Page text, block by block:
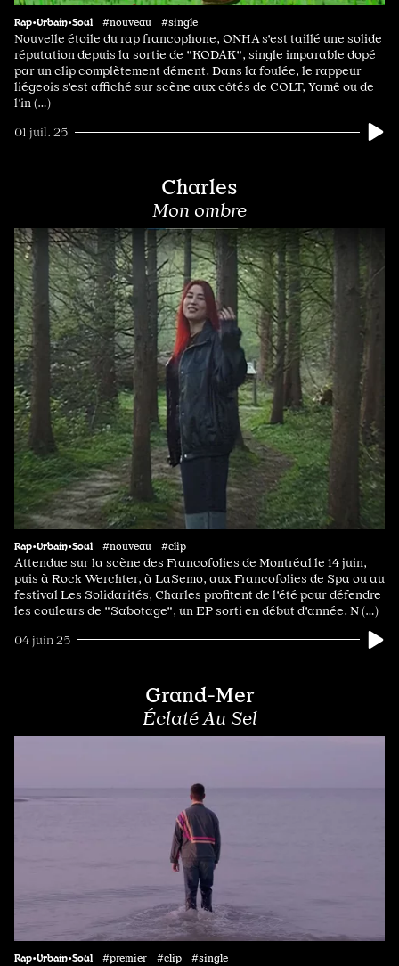
Rap•Urbain•Soul #nouveau #single
Nouvelle étoile du rap francophone, ONHA s'est taillé une solide
réputation depuis la sortie de "KODAK", single imparable dopé
par un clip complètement dément. Dans la foulée, le rappeur
liégeois s'est affiché sur scène aux côtés de COLT, Yamê ou de
l'in (…)
01 juil. 25
Charles
Mon ombre
Rap•Urbain•Soul #nouveau #clip
Attendue sur la scène des Francofolies de Montréal le 14 juin,
puis à Rock Werchter, à LaSemo, aux Francofolies de Spa ou au
festival Les Solidarités, Charles profitent de l'été pour défendre
les couleurs de "Sabotage", un EP sorti en début d'année. N (…)
04 juin 25
Grand-Mer
Éclaté Au Sel
Rap•Urbain•Soul #premier #clip #single